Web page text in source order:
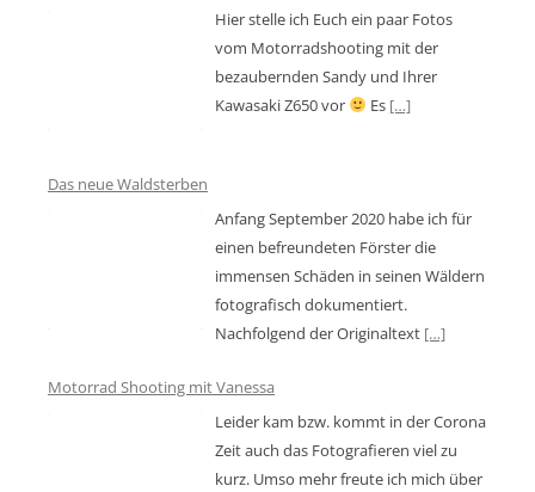
Hier stelle ich Euch ein paar Fotos
vom Motorradshooting mit der
bezaubernden Sandy und Ihrer
Kawasaki Z650 vor
Es […]
Das neue Waldsterben
Anfang September 2020 habe ich für
einen befreundeten Förster die
immensen Schäden in seinen Wäldern
fotografisch dokumentiert.
Nachfolgend der Originaltext […]
Motorrad Shooting mit Vanessa
Leider kam bzw. kommt in der Corona
Zeit auch das Fotografieren viel zu
kurz. Umso mehr freute ich mich über